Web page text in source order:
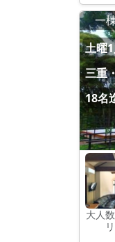
一
土曜
三重
18名
大人